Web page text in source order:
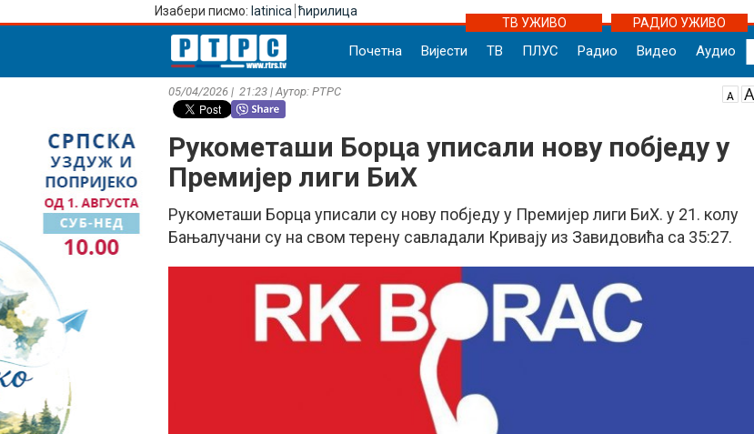
Изабери писмо: latinica ћирилица
ТВ УЖИВО
РАДИО УЖИВО
Почетна Вијести ТВ ПЛУС Радио Видео Аудио
05/04/2026 | 21:23 | Аутор: РТРС
Рукометаши Борца уписали нову побједу у
Премијер лиги БиХ
Рукометаши Борца уписали су нову побједу у Премијер лиги БиХ. у 21. колу
Бањалучани су на свом терену савладали Кривају из Завидовића са 35:27.